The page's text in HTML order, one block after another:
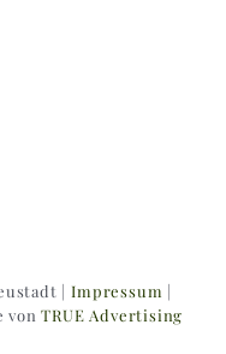
| Impressum |
vonTRUE Advertising